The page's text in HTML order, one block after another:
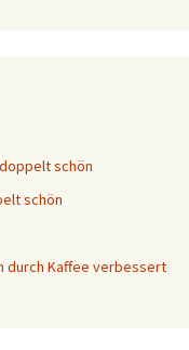
schön
schön
durch Kaffee verbessert